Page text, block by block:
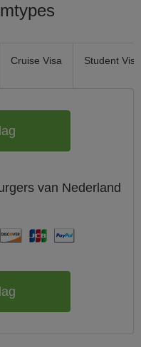
Cruise Visa Student Visa
van Nederland